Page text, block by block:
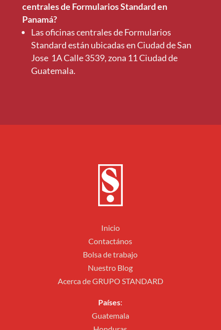
centrales de Formularios Standard en
Panamá?
Las oficinas centrales de Formularios
Standard están ubicadas en Ciudad de San
Jose 1A Calle 3539, zona 11 Ciudad de
Guatemala.
Inicio
Contactános
Bolsa de trabajo
Nuestro Blog
Acerca de GRUPO STANDARD
Países:
Guatemala